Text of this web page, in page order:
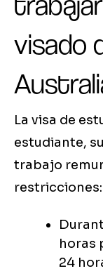
visado
La visa de
estudiante,
trabajo
restricciones:
horas
24